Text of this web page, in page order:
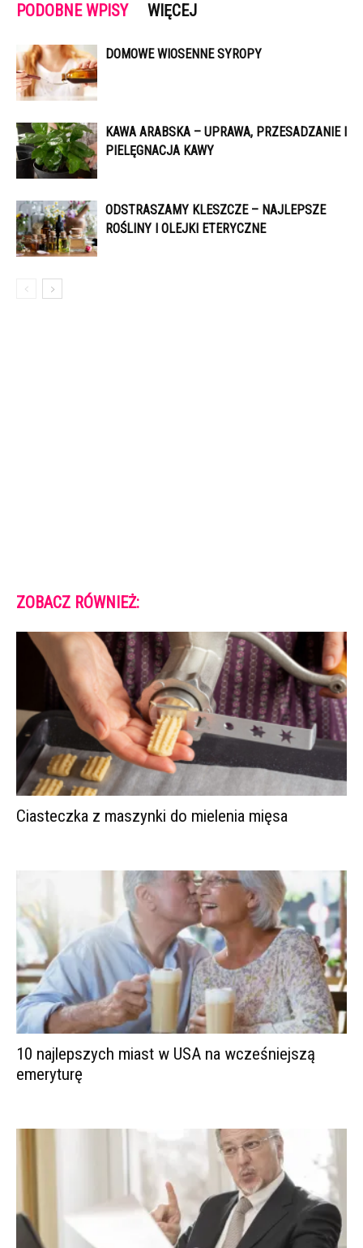
PODOBNE WPISY WIĘCEJ
DOMOWE WIOSENNE SYROPY
KAWA ARABSKA – UPRAWA, PRZESADZANIE I
PIELĘGNACJA KAWY
ODSTRASZAMY KLESZCZE – NAJLEPSZE
ROŚLINY I OLEJKI ETERYCZNE
ZOBACZ RÓWNIEŻ:
Ciasteczka z maszynki do mielenia mięsa
10 najlepszych miast w USA na wcześniejszą
emeryturę